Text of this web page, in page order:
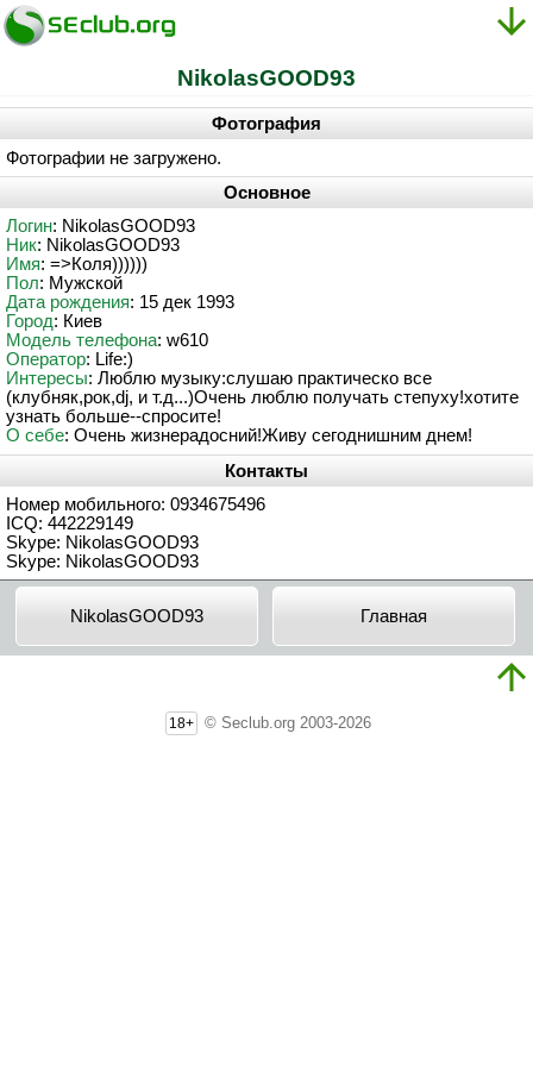
NikolasGOOD93
Фотография
Фотографии не загружено.
Основное
Логин: NikolasGOOD93
Ник: NikolasGOOD93
Имя: =>Коля))))))
Пол: Мужской
Дата рождения: 15 дек 1993
Город: Киев
Модель телефона: w610
Оператор: Life:)
Интересы: Люблю музыку:слушаю практическо все
(клубняк,рок,dj, и т.д...)Очень люблю получать степуху!хотите
узнать больше--спросите!
О себе: Очень жизнерадосний!Живу сегоднишним днем!
Контакты
Номер мобильного: 0934675496
ICQ: 442229149
Skype: NikolasGOOD93
Skype: NikolasGOOD93
NikolasGOOD93 Главная
18+ © Seclub.org 2003-2026